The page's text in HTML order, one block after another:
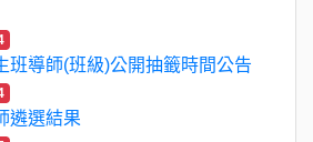
班導師(班級)公開抽籤時間公告
遴選結果